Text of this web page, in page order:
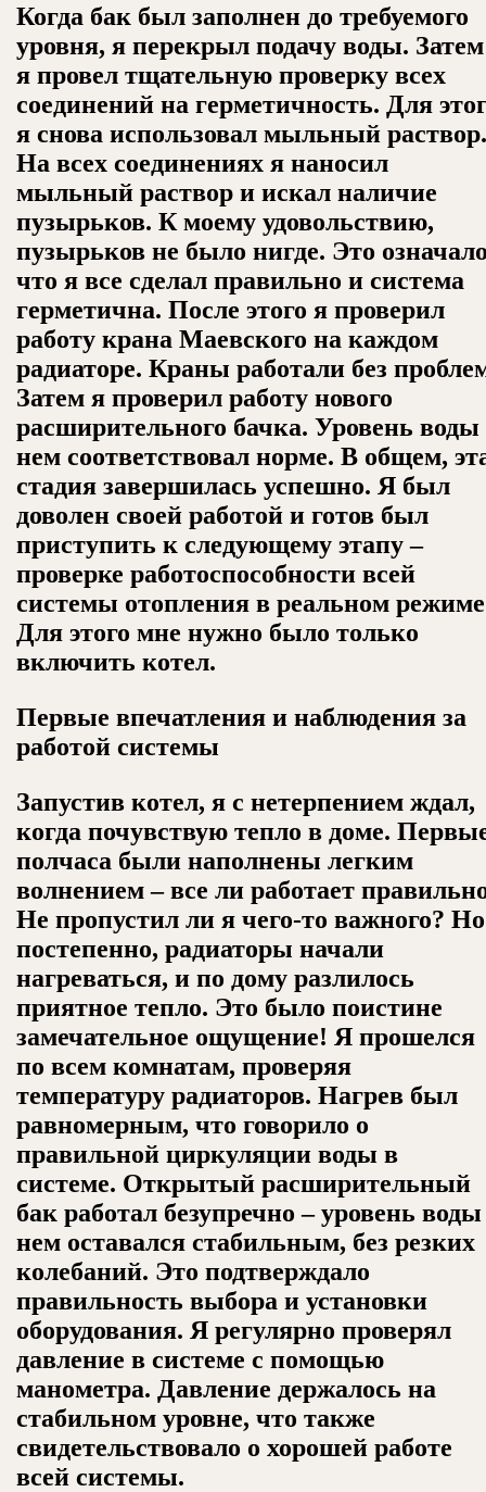
Когда бак был заполнен до требуемого
уровня, я перекрыл подачу воды. Затем
я провел тщательную проверку всех
соединений на герметичность. Для
я снова использовал мыльный раствор.
На всех соединениях я наносил
мыльный раствор и искал наличие
пузырьков. К моему удовольствию,
пузырьков не было нигде. Это
что я все сделал правильно и система
герметична. После этого я проверил
работу крана Маевского на каждом
радиаторе. Краны работали без
Затем я проверил работу нового
расширительного бачка. Уровень воды
нем соответствовал норме. В общем,
стадия завершилась успешно. Я был
доволен своей работой и готов был
приступить к следующему этапу –
проверке работоспособности всей
системы отопления в реальном
Для этого мне нужно было только
включить котел.
Первые впечатления и наблюдения за
работой системы
Запустив котел, я с нетерпением ждал,
когда почувствую тепло в доме.
полчаса были наполнены легким
волнением – все ли работает
Не пропустил ли я чего-то важного? Но
постепенно, радиаторы начали
нагреваться, и по дому разлилось
приятное тепло. Это было поистине
замечательное ощущение! Я прошелся
по всем комнатам, проверяя
температуру радиаторов. Нагрев был
равномерным, что говорило о
правильной циркуляции воды в
системе. Открытый расширительный
бак работал безупречно – уровень
нем оставался стабильным, без резких
колебаний. Это подтверждало
правильность выбора и установки
оборудования. Я регулярно проверял
давление в системе с помощью
манометра. Давление держалось на
стабильном уровне, что также
свидетельствовало о хорошей работе
всей системы.